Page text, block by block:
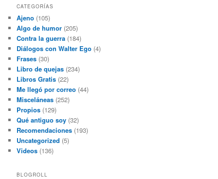
CATEGORÍAS
Ajeno (105)
Algo de humor (205)
Contra la guerra (184)
Diálogos con Walter Ego (4)
Frases (30)
Libro de quejas (234)
Libros Gratis (22)
Me llegó por correo (44)
Misceláneas (252)
Propios (129)
Qué antiguo soy (32)
Recomendaciones (193)
Uncategorized (5)
Videos (136)
BLOGROLL